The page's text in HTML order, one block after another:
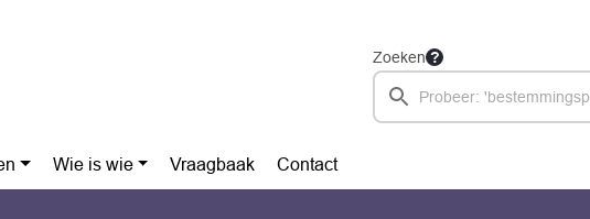
Zoeken
Wie is wie Vraagbaak Contact